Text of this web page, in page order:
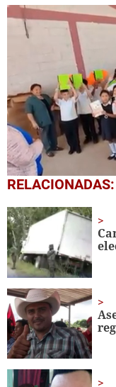
0
seconds
1
minute,
56
seconds
RELACIONADAS: